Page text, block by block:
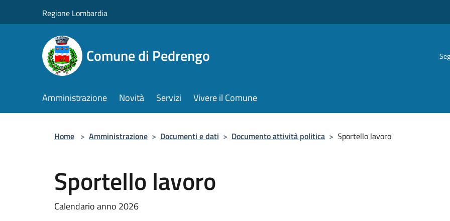
Regione Lombardia
Comune di Pedrengo
Amministrazione Novità Servizi Vivere il Comune
Home > Amministrazione > Documenti e dati > Documento attività politica > Sportello lavoro
Sportello lavoro
Calendario anno 2026